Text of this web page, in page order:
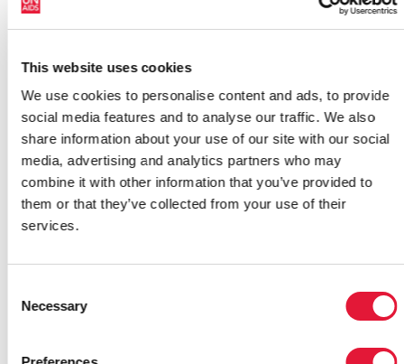
This website uses cookies
We use cookies to personalise content and ads, to provide
social media features and to analyse our traffic. We also
share information about your use of our site with our social
media, advertising and analytics partners who may
combine it with other information that you’ve provided to
them or that they’ve collected from your use of their
services.
Selection
Necessary
cultura también tienen un gran atractivo popular, el
encuentro también consideró los vínculos con las
el alcance de los mensajes.
ONUSIDA y productor de la ceremonia de apertura de
la Copa Mundial FiFA 2010; Señorita Katia Mascagni,